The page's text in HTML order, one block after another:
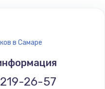
в Самаре
26-57